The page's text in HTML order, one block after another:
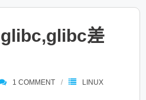
差
1 COMMENT LINUX